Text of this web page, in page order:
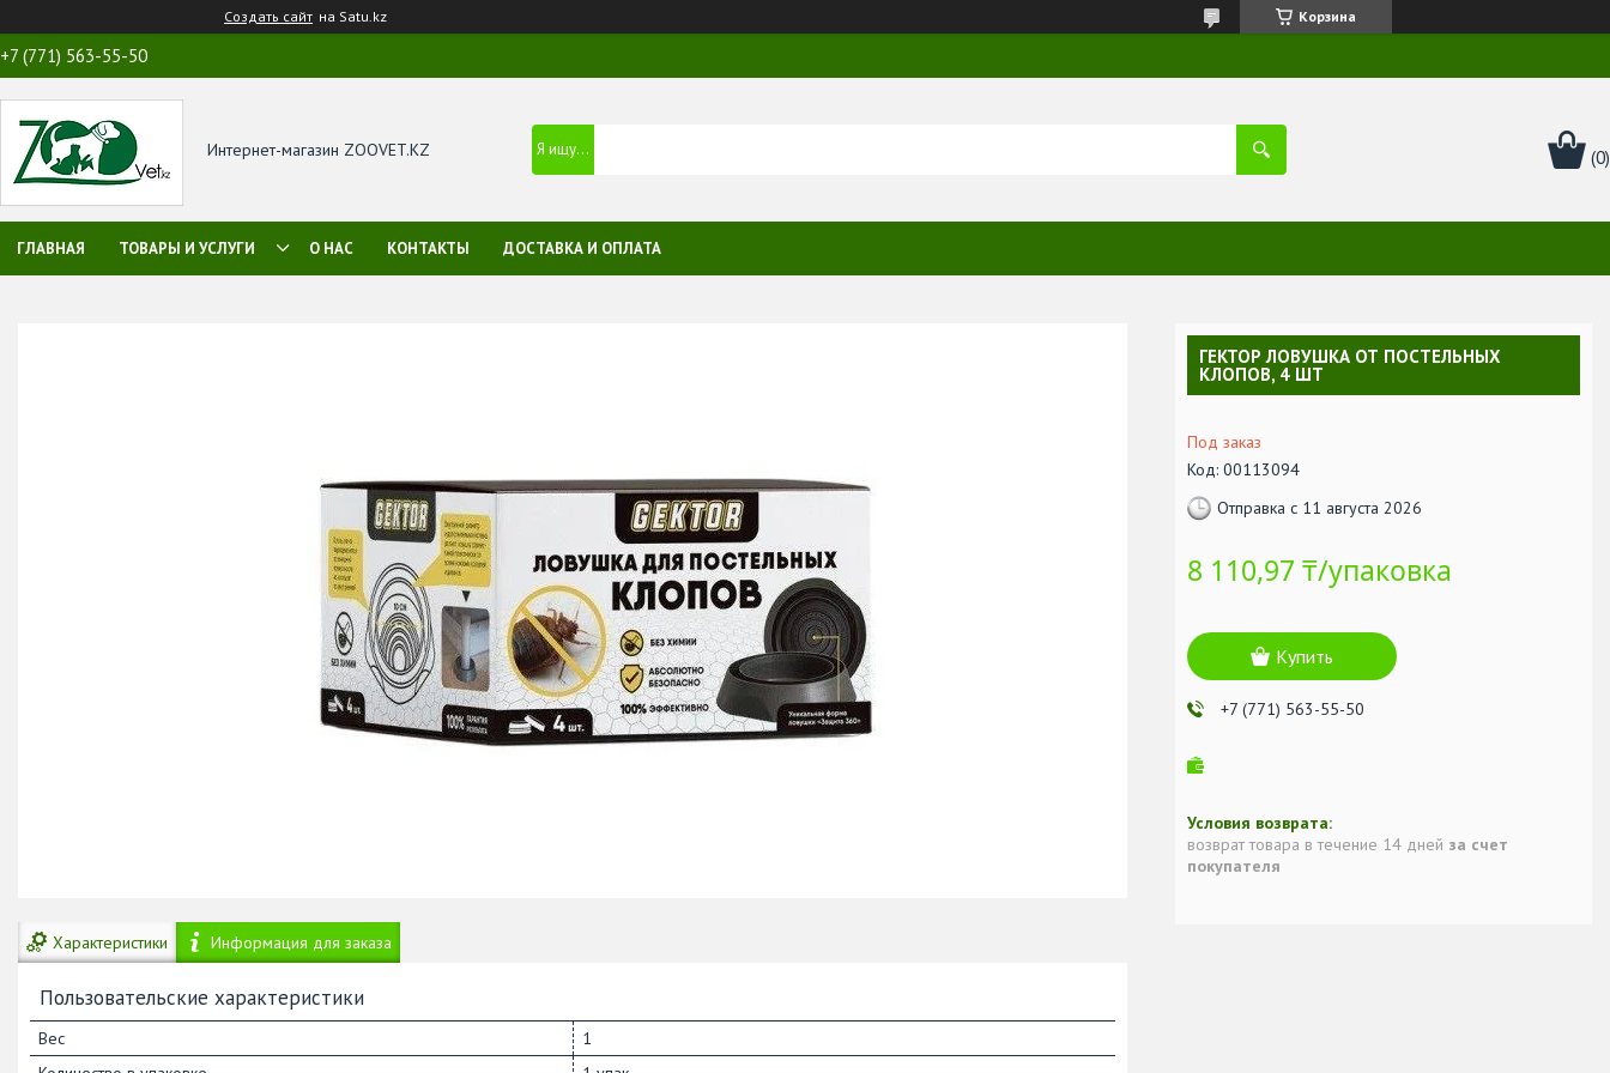
Создать сайт на Satu.kz Корзина
+7 (771) 563-55-50
Интернет-магазин ZOOVET.KZ
ГЛАВНАЯ ТОВАРЫ И УСЛУГИ О НАС КОНТАКТЫ ДОСТАВКА И ОПЛАТА
Характеристики Информация для заказа
Пользовательские характеристики
Вес
1
ГЕКТОР ЛОВУШКА ОТ ПОСТЕЛЬНЫХ
КЛОПОВ, 4 ШТ
Под заказ
Код: 00113094
Отправка с 11 августа 2026
8 110,97 ₸/упаковка
Купить
+7 (771) 563-55-50
возврат товара в течение 14 дней за счет
покупателя